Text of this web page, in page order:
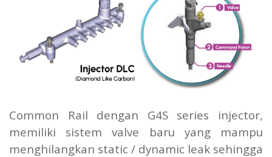
Common Rail dengan G4S series injector,
memiliki sistem valve baru yang mampu
menghilangkan static / dynamic leak sehingga